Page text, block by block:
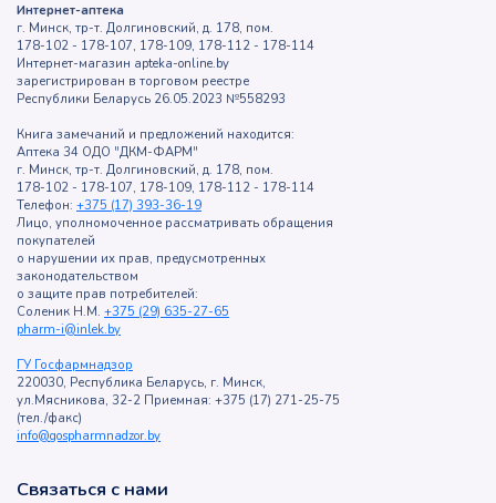
Интернет-аптека
г. Минск, тр-т. Долгиновский, д. 178, пом.
178-102 - 178-107, 178-109, 178-112 - 178-114
Интернет-магазин apteka-online.by
зарегистрирован в торговом реестре
Республики Беларусь 26.05.2023 №558293
Книга замечаний и предложений находится:
Аптека 34 ОДО "ДКМ-ФАРМ"
г. Минск, тр-т. Долгиновский, д. 178, пом.
178-102 - 178-107, 178-109, 178-112 - 178-114
Телефон: +375 (17) 393-36-19
Лицо, уполномоченное рассматривать обращения
покупателей
о нарушении их прав, предусмотренных
законодательством
о защите прав потребителей:
Соленик Н.М. +375 (29) 635-27-65
pharm-i@inlek.by
ГУ Госфармнадзор
220030, Республика Беларусь, г. Минск,
ул.Мясникова, 32-2 Приемная: +375 (17) 271-25-75
(тел./факс)
info@gospharmnadzor.by
Связаться с нами